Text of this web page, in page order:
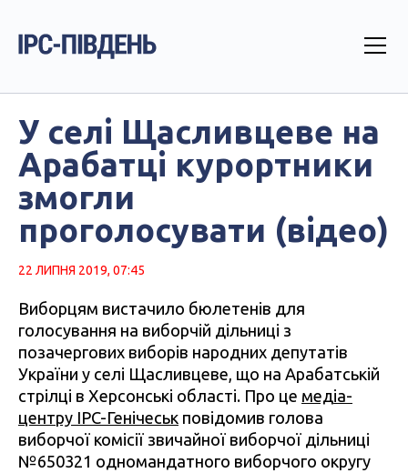
У селі Щасливцеве на
Арабатці курортники
змогли
проголосувати (відео)
22 ЛИПНЯ 2019, 07:45
Виборцям вистачило бюлетенів для
голосування на виборчій дільниці з
позачергових виборів народних депутатів
України у селі Щасливцеве, що на Арабатській
стрілці в Херсонські області. Про це медіа-
центру IPC-Генічеськ повідомив голова
виборчої комісії звичайної виборчої дільниці
№650321 одномандатного виборчого округу